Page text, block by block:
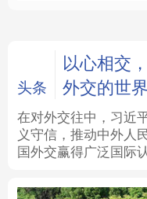
学术中国 乡村
城市 旅游
彩票 娱乐
头条
以心相交
外交的世
在对外交往中，习近
义守信，推动中外人
国外交赢得广泛国际